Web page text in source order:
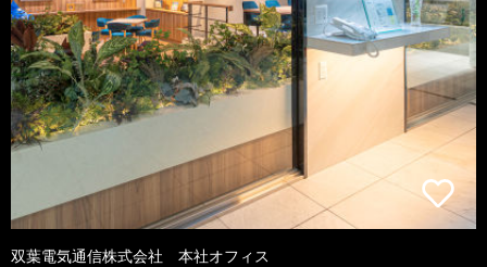
双葉電気通信株式会社 本社オフィス